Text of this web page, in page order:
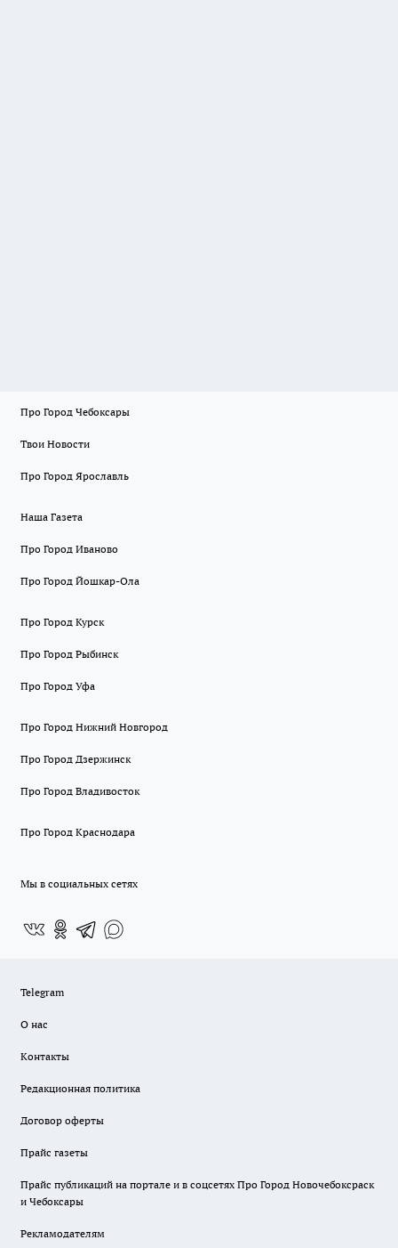
Про Город Чебоксары
Твои Новости
Про Город Ярославль
Наша Газета
Про Город Иваново
Про Город Йошкар-Ола
Про Город Курск
Про Город Рыбинск
Про Город Уфа
Про Город Нижний Новгород
Про Город Дзержинск
Про Город Владивосток
Про Город Краснодара
Мы в социальных сетях
Telegram
О нас
Контакты
Редакционная политика
Договор оферты
Прайс газеты
Прайс публикаций на портале и в соцсетях Про Город Новочебоксраск
и Чебоксары
Рекламодателям